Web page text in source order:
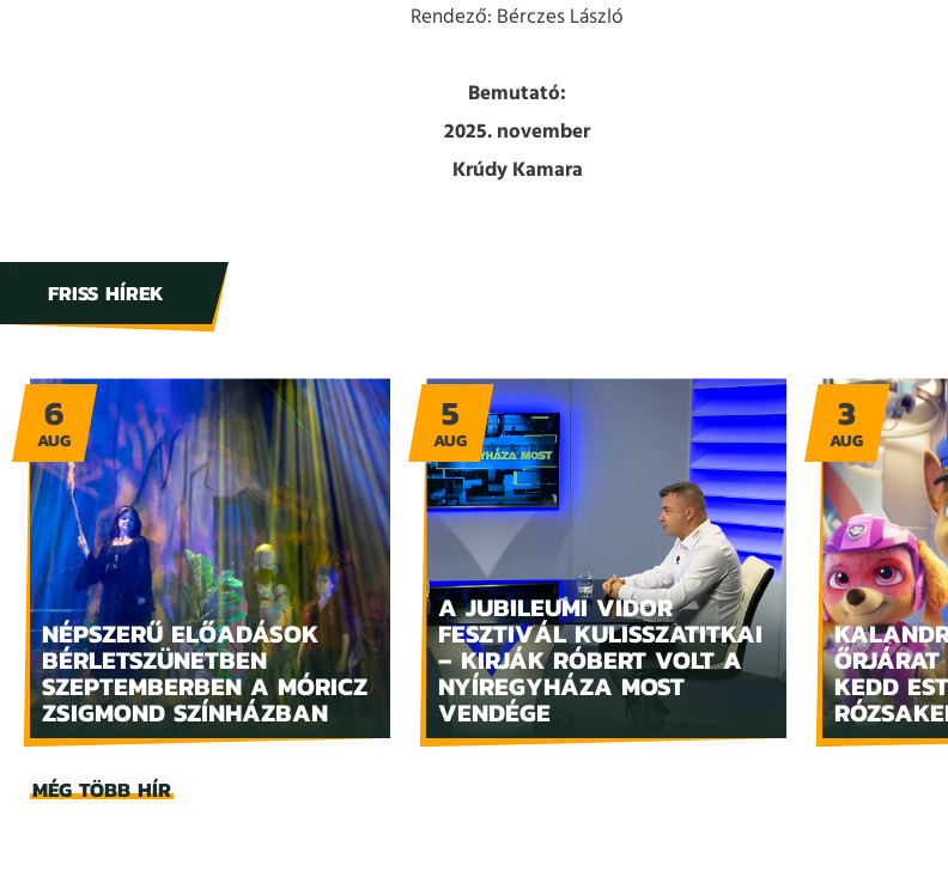
Rendező: Bérczes László
Bemutató:
2025. november
Krúdy Kamara
FRISS HÍREK
NÉPSZERŰ ELŐADÁSOK
BÉRLETSZÜNETBEN
SZEPTEMBERBEN A MÓRICZ
ZSIGMOND SZÍNHÁZBAN
6
AUG
A JUBILEUMI VIDOR
FESZTIVÁL KULISSZATITKAI
– KIRJÁK RÓBERT VOLT A
NYÍREGYHÁZA MOST
VENDÉGE
5
AUG
KEDD
3
AUG
MÉG TÖBB HÍR